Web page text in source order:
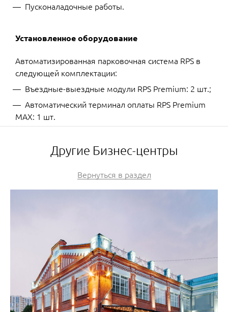
Пусконаладочные работы.
Установленное оборудование
Автоматизированная парковочная система RPS в
следующей комплектации:
Въездные-выездные модули RPS Premium: 2 шт.;
Автоматический терминал оплаты RPS Premium
MAX: 1 шт.
Другие Бизнес-центры
Вернуться в раздел